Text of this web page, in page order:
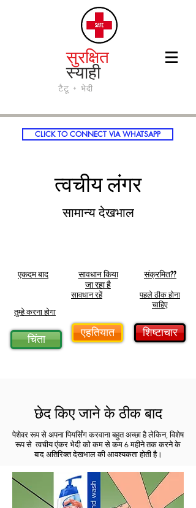
सुरक्षित
स्याही
टैटू + भेदी
CLICK TO CONNECT VIA WHATSAPP
त्वचीय लंगर
सामान्य देखभाल
एकदम बाद
तुम्हे करना होगा
चिंता
सावधान किया
जा रहा है
सावधान रहें
एहतियात
संक्रमित??
पहले ठीक होना
चाहिए
शिष्टाचार
छेद किए जाने के ठीक बाद
पेशेवर रूप से अपना पियर्सिंग करवाना बहुत अच्छा है लेकिन, विशेष
रूप से त्वचीय एंकर भेदी को कम से कम 6 महीने तक करने के
बाद अतिरिक्त देखभाल की आवश्यकता होती है।